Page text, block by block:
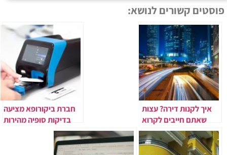
פוסטים קשורים לנושא:
איך לקנות דירה? עצות
שאתם חייבים לקרוא
חברת ביקורופא מציעה
בדיקות סופיה מהירות
לגילוי נגיף הקורונה